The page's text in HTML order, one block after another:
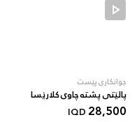
جوانکاری پێست
پالێتی پشتە چاوی کلارێسا
28,500
IQD